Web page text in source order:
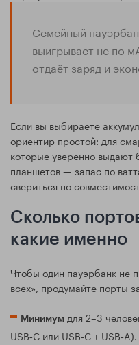
Семейный
выигрывает не по
отдаёт заряд и
Если вы выбираете
ориентир простой: для
которые уверенно выдают
планшетов — запас по
свериться по
Сколько
какие именно
Чтобы один пауэрбанк не
всех», продумайте порты
Минимум для 2–3
USB‑C или USB‑C + USB‑A).